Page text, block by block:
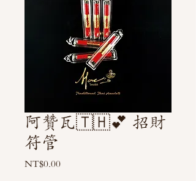
阿贊瓦🇹🇭💕 招財
符管
NT$0.00價